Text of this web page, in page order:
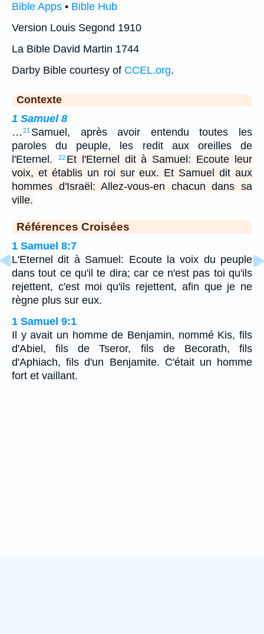
Bible Apps • Bible Hub
Version Louis Segond 1910
La Bible David Martin 1744
Darby Bible courtesy of CCEL.org.
Contexte
1 Samuel 8
… 21 Samuel, après avoir entendu toutes les
paroles du peuple, les redit aux oreilles de
l'Eternel.
22 Et l'Eternel dit à Samuel: Ecoute leur
voix, et établis un roi sur eux. Et Samuel dit aux
hommes d'Israël: Allez-vous-en chacun dans sa
ville.
Références Croisées
1 Samuel 8:7
L'Eternel dit à Samuel: Ecoute la voix du peuple
dans tout ce qu'il te dira; car ce n'est pas toi qu'ils
rejettent, c'est moi qu'ils rejettent, afin que je ne
règne plus sur eux.
1 Samuel 9:1
Il y avait un homme de Benjamin, nommé Kis, fils
d'Abiel, fils de Tseror, fils de Becorath, fils
d'Aphiach, fils d'un Benjamite. C'était un homme
fort et vaillant.